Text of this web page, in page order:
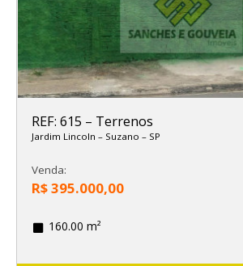
REF: 615 – Terrenos
Jardim Lincoln – Suzano – SP
Venda:
R$ 395.000,00
160.00 m²